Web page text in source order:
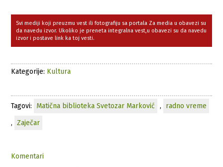
Svi mediji koji preuzmu vest ili fotografiju sa portala Za media u obavezi su
da navedu izvor. Ukoliko je preneta integralna vest,u obavezi su da navedu
izvor i postave link ka toj vesti.
Kategorije: Kultura
Tagovi: Matična biblioteka Svetozar Marković ,
radno vreme
,
Zaječar
Komentari